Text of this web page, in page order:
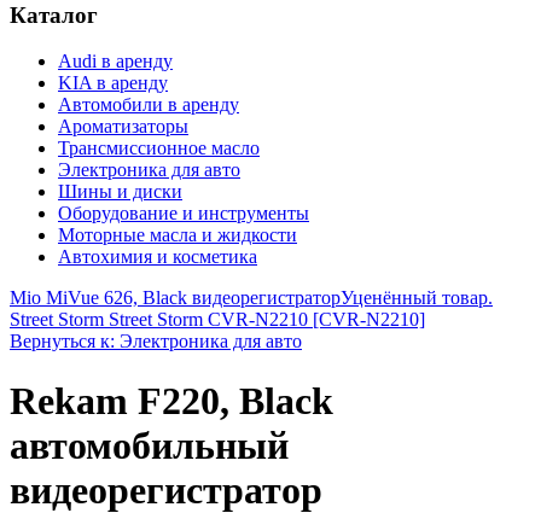
Каталог
Audi в аренду
KIA в аренду
Автомобили в аренду
Ароматизаторы
Трансмиссионное масло
Электроника для авто
Шины и диски
Оборудование и инструменты
Моторные масла и жидкости
Автохимия и косметика
Mio MiVue 626, Black видеорегистраторУценённый товар.
Street Storm Street Storm CVR-N2210 [CVR-N2210]
Вернуться к: Электроника для авто
Rekam F220, Black
автомобильный
видеорегистратор